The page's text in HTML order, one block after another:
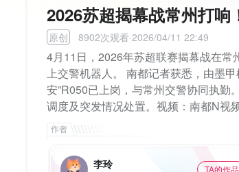
2026苏超揭幕战常州打
原创 8902次观看·2026/04/11 22:49
4月11日，2026年苏超联赛揭幕战在
上交警机器人。 南都记者获悉，由墨
安”R050已上岗，与常州交警协同执勤
调度及突发情况处置。视频：南都N视
李玲 TA的作品